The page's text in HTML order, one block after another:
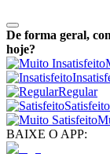
De forma geral,
hoje?
Regular
Satisfeito
BAIXE O APP: